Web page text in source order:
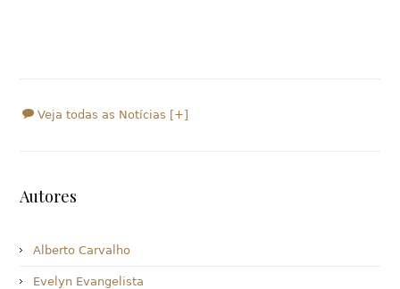
Veja todas as Notícias [+]
Autores
Alberto Carvalho
Evelyn Evangelista